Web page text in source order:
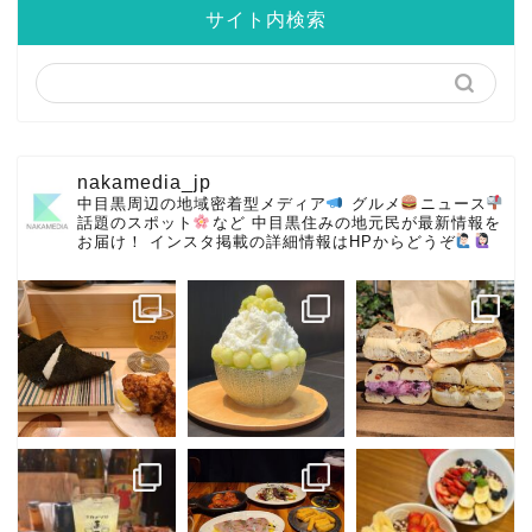
サイト内検索
nakamedia_jp
中目黒周辺の地域密着型メディア グルメ
ニュース
話題のスポット
など 中目黒住みの地元民が最新情報を
お届け！
インスタ掲載の詳細情報はHPからどうぞ